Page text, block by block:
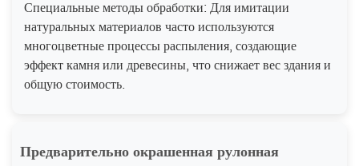
Специальные методы обработки: Для имитации
натуральных материалов часто используются
многоцветные процессы распыления, создающие
эффект камня или древесины, что снижает вес здания и
общую стоимость.
Предварительно окрашенная рулонная